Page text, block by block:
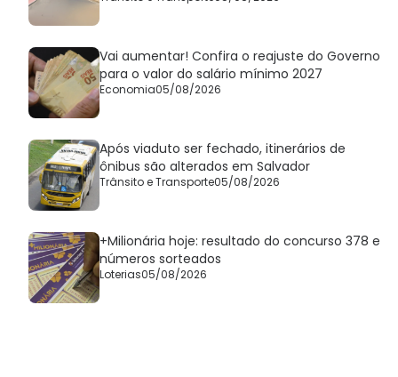
Vai aumentar! Confira o reajuste do Governo
para o valor do salário mínimo 2027
Economia05/08/2026
Após viaduto ser fechado, itinerários de
ônibus são alterados em Salvador
Trânsito e Transporte05/08/2026
+Milionária hoje: resultado do concurso 378 e
números sorteados
Loterias05/08/2026